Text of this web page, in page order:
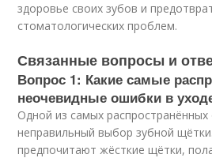
здоровье своих зубов и
стоматологических проблем.
Связанные вопросы и
Вопрос 1: Какие самые
неочевидные ошибки в
Одной из самых
неправильный выбор зубной
предпочитают жёсткие щётки,